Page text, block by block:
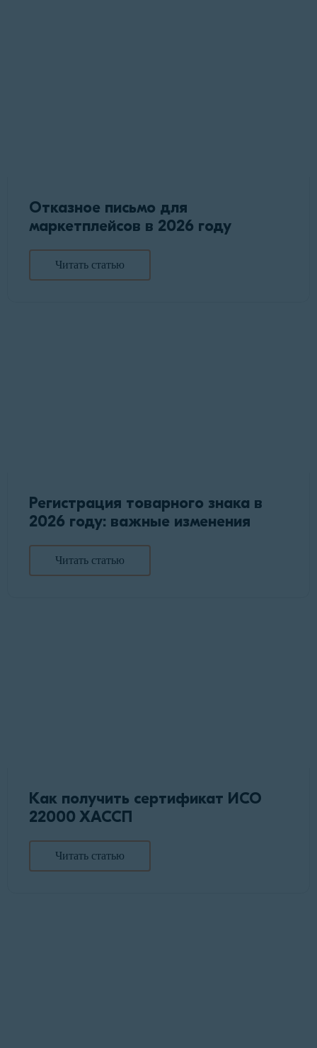
Отказное письмо для
маркетплейсов в 2026 году
Читать статью
Регистрация товарного знака в
2026 году: важные изменения
Читать статью
Как получить сертификат ИСО
22000 ХАССП
Читать статью